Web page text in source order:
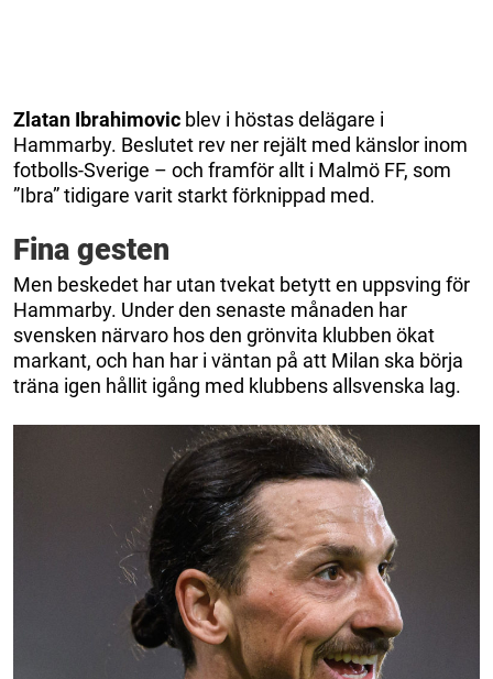
Zlatan Ibrahimovic blev i höstas delägare i
Hammarby. Beslutet rev ner rejält med känslor inom
fotbolls-Sverige – och framför allt i Malmö FF, som
”Ibra” tidigare varit starkt förknippad med.
Fina gesten
Men beskedet har utan tvekat betytt en uppsving för
Hammarby. Under den senaste månaden har
svensken närvaro hos den grönvita klubben ökat
markant, och han har i väntan på att Milan ska börja
träna igen hållit igång med klubbens allsvenska lag.